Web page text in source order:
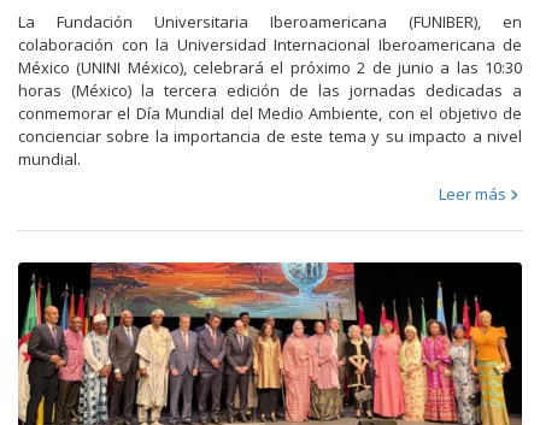
La Fundación Universitaria Iberoamericana (FUNIBER), en
colaboración con la Universidad Internacional Iberoamericana de
México (UNINI México), celebrará el próximo 2 de junio a las 10:30
horas (México) la tercera edición de las jornadas dedicadas a
conmemorar el Día Mundial del Medio Ambiente, con el objetivo de
concienciar sobre la importancia de este tema y su impacto a nivel
mundial.
Leer más